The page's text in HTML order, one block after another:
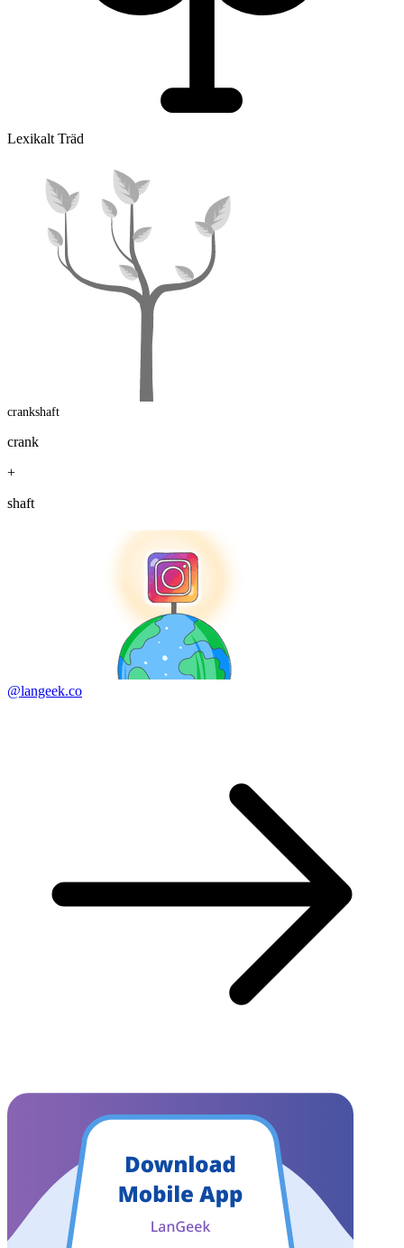
Lexikalt Träd
crankshaft
crank
+
shaft
@langeek.co